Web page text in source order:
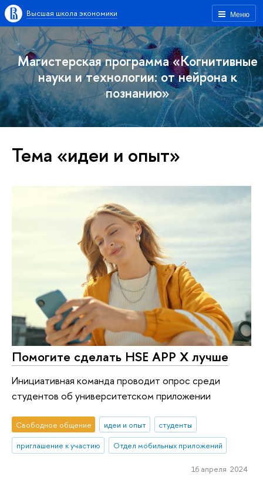
Меню
Высшая школа экономики
Магистерская программа «Когнитивные
науки и технологии: от нейрона к
познанию»
Тема «идеи и опыт»
Помогите сделать HSE APP X лучше
Инициативная команда проводит опрос среди
студентов об университетском приложении
Свободное общение идеи и опыт
студенты
приглашение к участию
Отдел мобильных приложений
16 апреля 2024